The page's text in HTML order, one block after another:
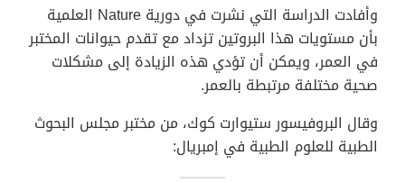
وأفادت الدراسة التي نشرت في دورية Nature العلمية
بأن مستويات هذا البروتين تزداد مع تقدم حيوانات المختبر
في العمر، ويمكن أن تؤدي هذه الزيادة إلى مشكلات
صحية مختلفة مرتبطة بالعمر.
وقال البروفيسور ستيوارت كوك، من مختبر مجلس البحوث
الطبية للعلوم الطبية في إمبريال: